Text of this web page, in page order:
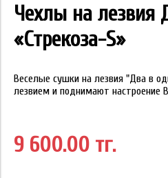
Чехлы на лезвия
«Стрекоза-S»
Веселые сушки на лезвия "Два в
лезвием и поднимают
9 600.00 тг.